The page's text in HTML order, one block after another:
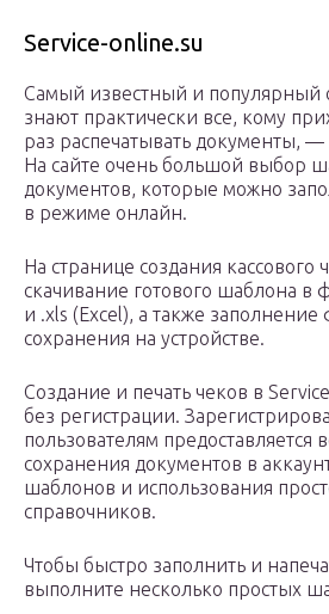
Service-online.su
Самый известный и популярный
знают практически все, кому
раз распечатывать документы, —
На сайте очень большой выбор
документов, которые можно
в режиме онлайн.
На странице создания кассового
скачивание готового шаблона в
и .xls (Excel), а также
сохранения на устройстве.
Создание и печать чеков в
без регистрации.
пользователям предоставляется
сохранения документов в
шаблонов и использования
справочников.
Чтобы быстро заполнить и
выполните несколько простых